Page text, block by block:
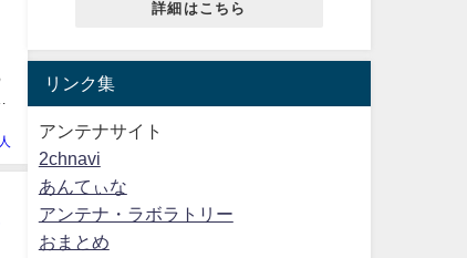
詳細はこちら
リンク集
アンテナサイト
2chnavi
あんてぃな
アンテナ・ラボラトリー
おまとめ